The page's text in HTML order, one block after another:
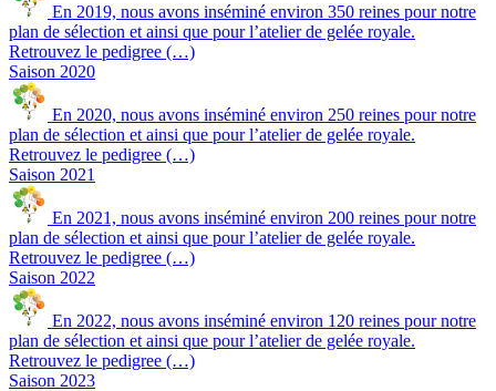
En 2019, nous avons inséminé environ 350 reines pour notre
plan de sélection et ainsi que pour l’atelier de gelée royale.
Retrouvez le pedigree (…)
Saison 2020
En 2020, nous avons inséminé environ 250 reines pour notre
plan de sélection et ainsi que pour l’atelier de gelée royale.
Retrouvez le pedigree (…)
Saison 2021
En 2021, nous avons inséminé environ 200 reines pour notre
plan de sélection et ainsi que pour l’atelier de gelée royale.
Retrouvez le pedigree (…)
Saison 2022
En 2022, nous avons inséminé environ 120 reines pour notre
plan de sélection et ainsi que pour l’atelier de gelée royale.
Retrouvez le pedigree (…)
Saison 2023